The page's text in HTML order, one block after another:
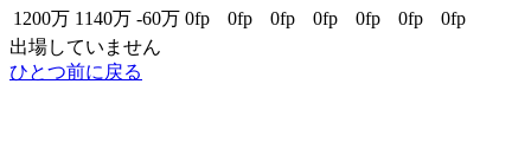
1200万 1140万 -60万 0fp 0fp 0fp 0fp 0fp 0fp
0fp
出場していません
ひとつ前に戻る